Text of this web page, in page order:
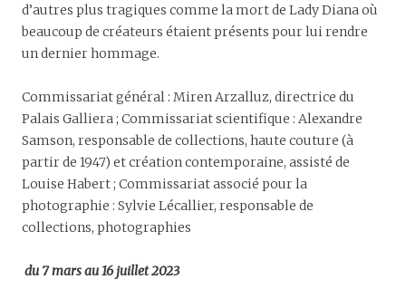
d’autres plus tragiques comme la mort de Lady Diana où
beaucoup de créateurs étaient présents pour lui rendre
un dernier hommage.
Commissariat général : Miren Arzalluz, directrice du
Palais Galliera ; Commissariat scientifique : Alexandre
Samson, responsable de collections, haute couture (à
partir de 1947) et création contemporaine, assisté de
Louise Habert ; Commissariat associé pour la
photographie : Sylvie Lécallier, responsable de
collections, photographies
du 7 mars au 16 juillet 2023